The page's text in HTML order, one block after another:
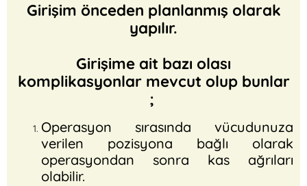
Girişim önceden planlanmış olarak
yapılır.
Girişime ait bazı olası
komplikasyonlar mevcut olup bunlar
;
Operasyon sırasında vücudunuza
verilen pozisyona bağlı olarak
operasyondan sonra kas ağrıları
olabilir.